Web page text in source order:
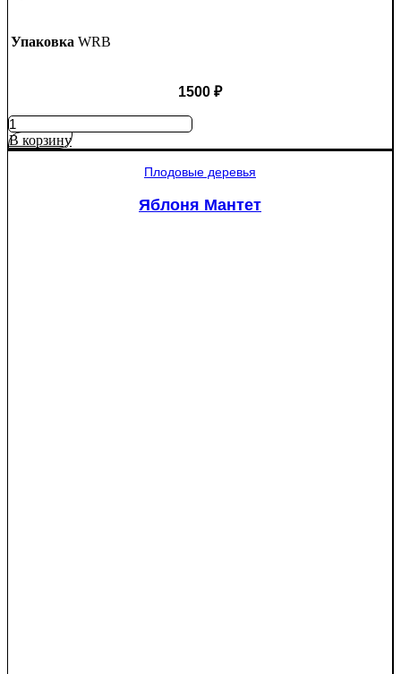
Упаковка WRB
1500 ₽
Количество
товара
Ель
В корзину
Плодовые деревья
Яблоня Мантет